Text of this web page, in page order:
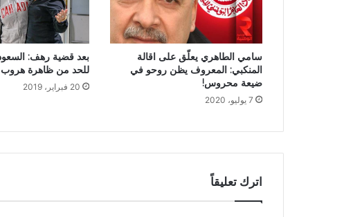
سامي الطاهري يعلّق على اقالة
المنكبي: المعروف يظن روحو في
ضيعة محروس!
7 يوليو، 2020
بعد قضية رهف:
للحد من ظاهرة هروب
20 فبراير، 2019
اترك تعليقاً